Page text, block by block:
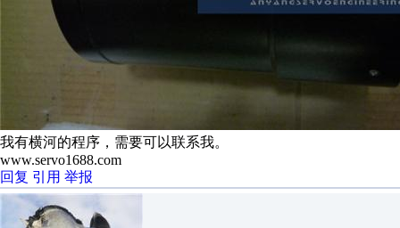
我有横河的程序，需要可以联系我。
www.servo1688.com
回复 引用 举报